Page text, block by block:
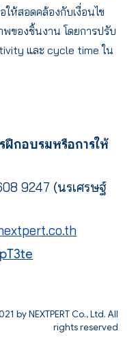
ห้สอดคล้องกับเงื่อนไข
ของชิ้นงาน โดยการปรับ
และ cycle time ใน
กอบรมหรือการให้
9247 (นรเศรษฐ์
1 by NEXTPERT Co., Ltd. All
rights reserved